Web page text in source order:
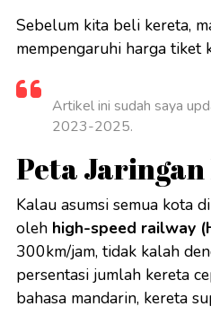
Sebelum kita beli kereta,
mempengaruhi harga tiket
Artikel ini sudah saya
2023-2025.
Peta
Kalau asumsi semua kota
oleh high-speed railway
300km/jam, tidak kalah
persentasi jumlah kereta
bahasa mandarin, kereta